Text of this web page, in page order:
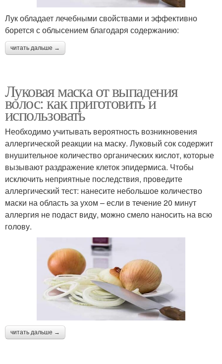
Лук обладает лечебными свойствами и эффективно
борется с облысением благодаря содержанию:
читать дальше →
Луковая маска от выпадения
волос: как приготовить и
использовать
Необходимо учитывать вероятность возникновения
аллергической реакции на маску. Луковый сок содержит
внушительное количество органических кислот, которые
вызывают раздражение клеток эпидермиса. Чтобы
исключить неприятные последствия, проведите
аллергический тест: нанесите небольшое количество
маски на область за ухом – если в течение 20 минут
аллергия не подаст виду, можно смело наносить на всю
голову.
читать дальше →